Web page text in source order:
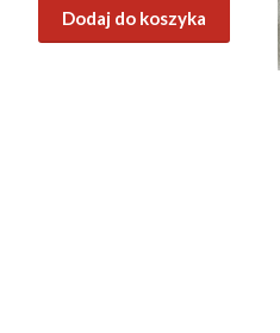
Dodaj do koszyka